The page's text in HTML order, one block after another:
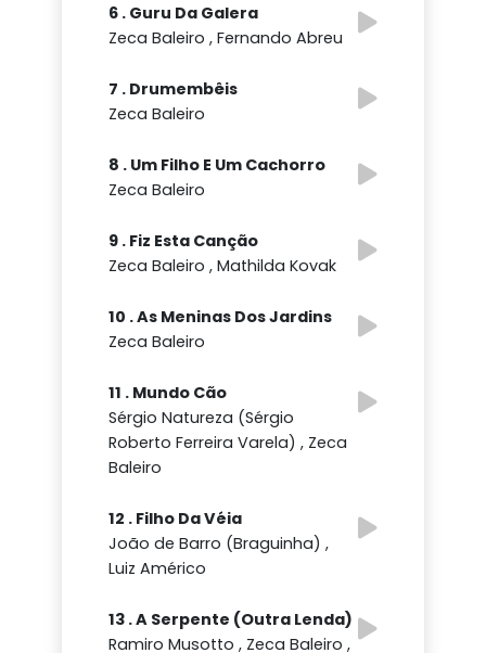
6 . Guru Da Galera
Zeca Baleiro , Fernando Abreu
7 . Drumembêis
Zeca Baleiro
8 . Um Filho E Um Cachorro
Zeca Baleiro
9 . Fiz Esta Canção
Zeca Baleiro , Mathilda Kovak
10 . As Meninas Dos Jardins
Zeca Baleiro
11 . Mundo Cão
Sérgio Natureza (Sérgio
Roberto Ferreira Varela) , Zeca
Baleiro
12 . Filho Da Véia
João de Barro (Braguinha) ,
Luiz Américo
13 . A Serpente (Outra Lenda)
Ramiro Musotto , Zeca Baleiro ,